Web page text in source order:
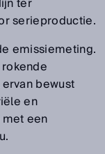
serieproductie.
emissiemeting.
bewust
en
een